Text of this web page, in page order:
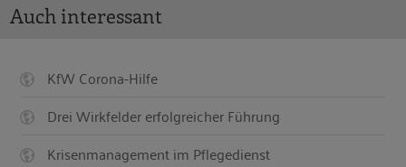
Auch interessant
KfW Corona-Hilfe
Drei Wirkfelder erfolgreicher Führung
Krisenmanagement im Pflegedienst